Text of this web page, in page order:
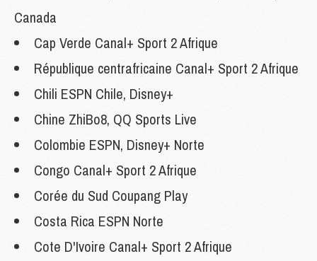
Canada
Cap Verde Canal+ Sport 2 Afrique
République centrafricaine Canal+ Sport 2 Afrique
Chili ESPN Chile, Disney+
Chine ZhiBo8, QQ Sports Live
Colombie ESPN, Disney+ Norte
Congo Canal+ Sport 2 Afrique
Corée du Sud Coupang Play
Costa Rica ESPN Norte
Cote D'Ivoire Canal+ Sport 2 Afrique